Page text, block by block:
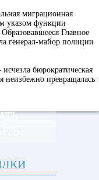
миграционная
указом функции
Главное
генерал-майор полиции
бюрократическая
неизбежно превращалась